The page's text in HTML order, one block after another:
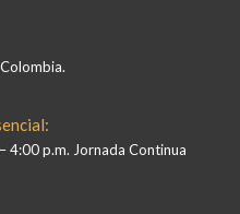
4:00 p.m. Jornada Continua